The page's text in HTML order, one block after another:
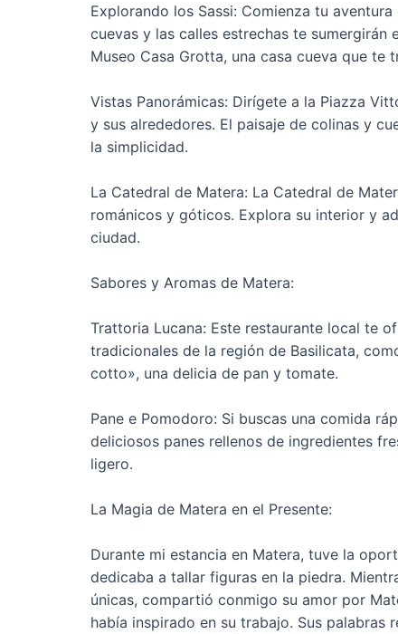
Explorando los Sassi: Comienza tu
cuevas y las calles estrechas te
Museo Casa Grotta, una casa cueva que
Vistas Panorámicas: Dirígete a la Piazza
y sus alrededores. El paisaje de colinas y
la simplicidad.
La Catedral de Matera: La Catedral de
románicos y góticos. Explora su interior y
ciudad.
Sabores y Aromas de Matera:
Trattoria Lucana: Este restaurante local te
tradicionales de la región de Basilicata,
cotto», una delicia de pan y tomate.
Pane e Pomodoro: Si buscas una comida
deliciosos panes rellenos de ingredientes
ligero.
La Magia de Matera en el Presente:
Durante mi estancia en Matera, tuve la
dedicaba a tallar figuras en la piedra.
únicas, compartió conmigo su amor por
había inspirado en su trabajo. Sus palabras